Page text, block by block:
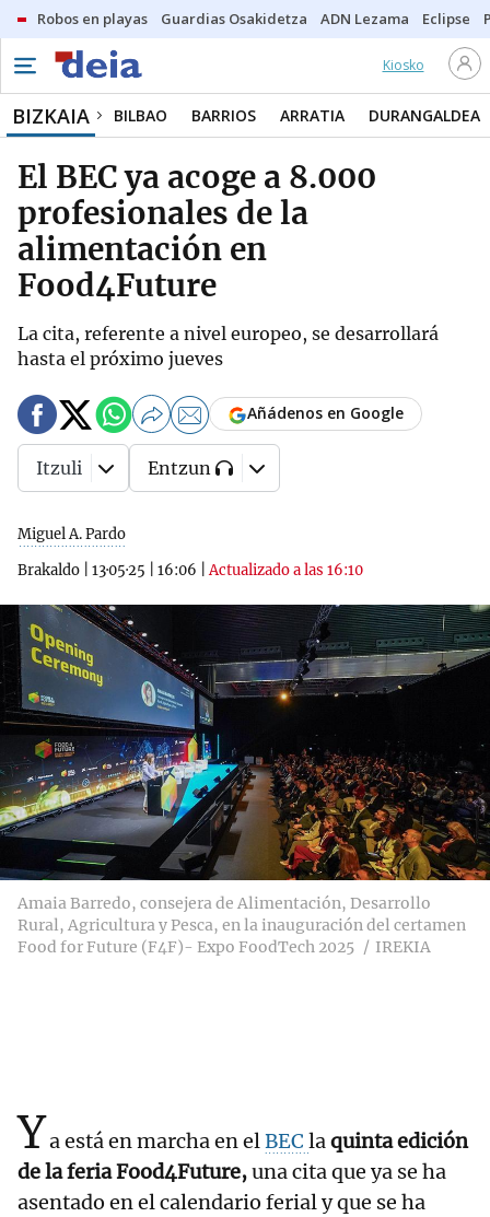
Robos en playas Guardias Osakidetza ADN Lezama Eclipse
Kiosko
BIZKAIA BILBAO BARRIOS ARRATIA DURANGALDEA
El BEC ya acoge a 8.000
profesionales de la
alimentación en
Food4Future
La cita, referente a nivel europeo, se desarrollará
hasta el próximo jueves
Miguel A. Pardo
Brakaldo
13·05·25 16:06 |Actualizado a las 16:10
Añádenos en Google
Itzuli Entzun
Amaia Barredo, consejera de Alimentación, Desarrollo
Rural, Agricultura y Pesca, en la inauguración del certamen
Food for Future (F4F)- Expo FoodTech 2025
IREKIA
Ya está en marcha en elBEC laquinta edición
de la feria Food4Future,una cita que ya se ha
asentado en el calendario ferial y que se ha